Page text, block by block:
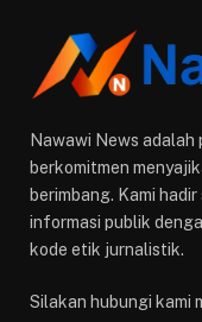
Nawawi News
berkomitmen
berimbang. Kami
informasi publik
kode etik jurnalistik.
Silakan hubungi kami